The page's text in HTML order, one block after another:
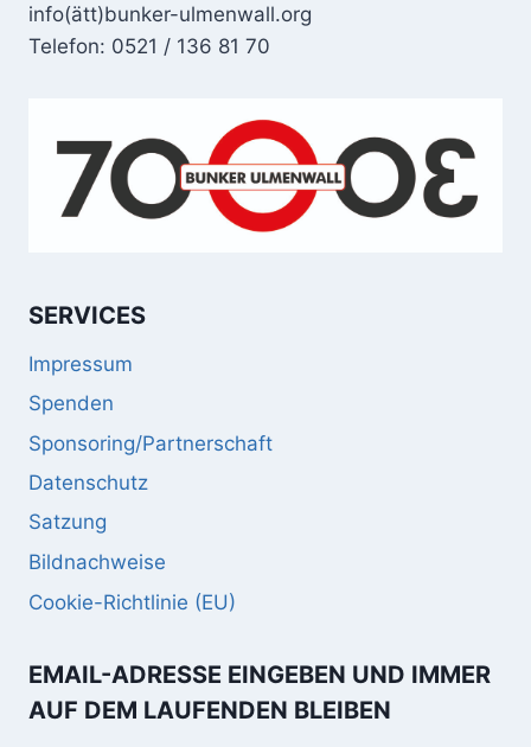
info(ätt)bunker-ulmenwall.org
Telefon: 0521 / 136 81 70
SERVICES
Impressum
Spenden
Sponsoring/Partnerschaft
Datenschutz
Satzung
Bildnachweise
Cookie-Richtlinie (EU)
EMAIL-ADRESSE EINGEBEN UND IMMER
AUF DEM LAUFENDEN BLEIBEN